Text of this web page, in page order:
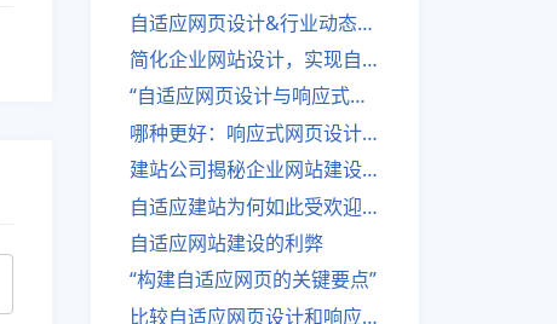
自适应网页设计&行业动态，关注建站。
简化企业网站设计，实现自适应设计的方法
“自适应网页设计与响应式网站建设的异同”
哪种更好：响应式网页设计还是自适应网站？
建站公司揭秘企业网站建设核心原则
自适应建站为何如此受欢迎？
自适应网站建设的利弊
“构建自适应网页的关键要点”
比较自适应网页设计和响应式网站的差异